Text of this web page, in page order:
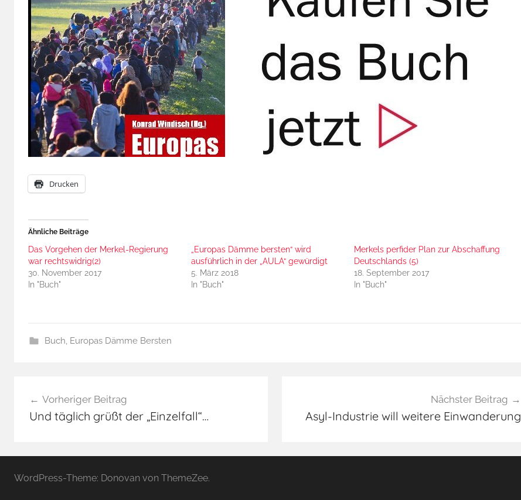
Drucken
Ähnliche Beiträge
Das Vorgehen der Merkel-Regierung
war rechtswidrig(2)
30. November 2017
In "Buch"
„Europas Dämme bersten“ wird
ausführlich in der „AULA“ gewürdigt
5. März 2018
In "Buch"
Merkels perfider Plan zur Abschaffung
Deutschlands (5)
18. September 2017
In "Buch"
Buch, Europas Dämme Bersten
c
h
s
Vorheriger Beitrag
Und täglich grüßt der „Einzelfall“…
Nächster Beitrag
Asyl-Industrie will weitere Einwanderung
WordPress-Theme: Donovan von ThemeZee.